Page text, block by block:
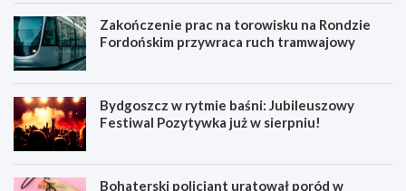
Zakończenie prac na torowisku na Rondzie
Fordońskim przywraca ruch tramwajowy
Bydgoszcz w rytmie baśni: Jubileuszowy
Festiwal Pozytywka już w sierpniu!
Bohaterski policjant uratował poród w